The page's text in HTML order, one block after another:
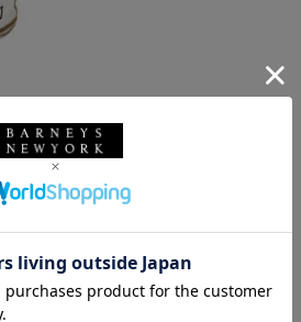
ット
ーチ